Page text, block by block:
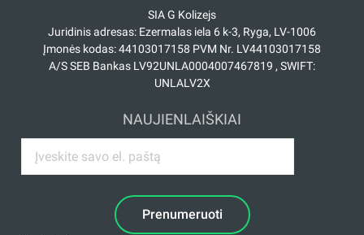
SIA G Kolizejs
Juridinis adresas: Ezermalas iela 6 k-3, Ryga, LV-1006
Įmonės kodas: 44103017158 PVM Nr. LV44103017158
A/S SEB Bankas LV92UNLA0004007467819 , SWIFT:
UNLALV2X
NAUJIENLAIŠKIAI
Prenumeruoti